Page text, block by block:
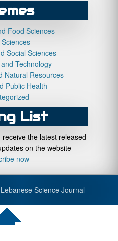
Food Sciences
Sciences
Social Sciences
Technology
Natural Resources
Public Health
List
the latest released
on the website
now
Science Journal